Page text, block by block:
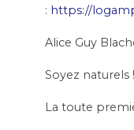
: https://
Alice Guy
Soyez naturels !
La toute